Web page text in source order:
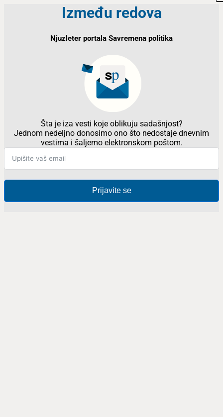
Između redova
Njuzleter portala Savremena politika
Šta je iza vesti koje oblikuju sadašnjost?
Jednom nedeljno donosimo ono što nedostaje dnevnim
vestima i šaljemo elektronskom poštom.
Prijavite se